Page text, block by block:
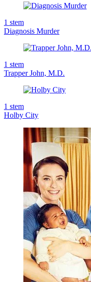
1 stem
Diagnosis Murder
1 stem
Trapper John, M.D.
1 stem
Holby City